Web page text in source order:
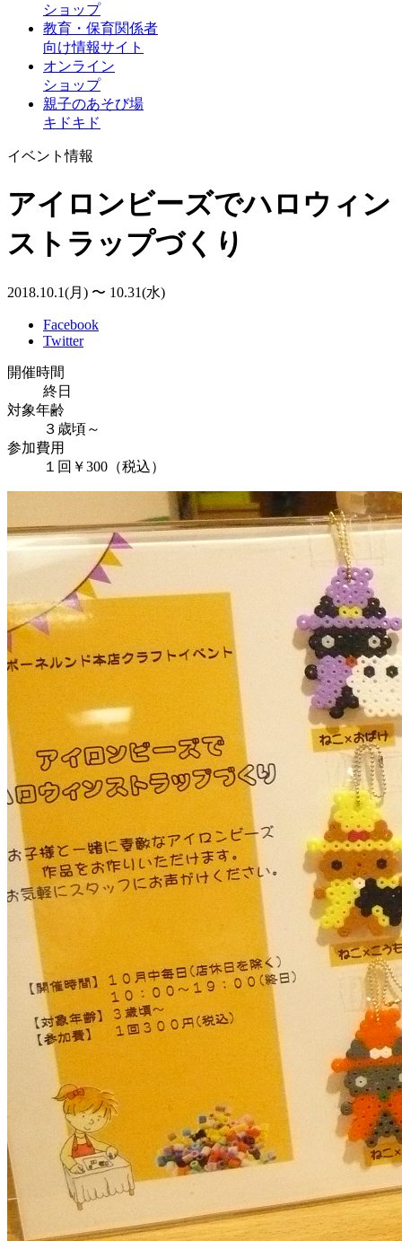
ショップ
教育・保育関係者
向け情報サイト
オンライン
ショップ
親子のあそび場
キドキド
イベント情報
アイロンビーズでハロウィン
ストラップづくり
2018.10.1(月) 〜 10.31(水)
Facebook
Twitter
開催時間
終日
対象年齢
３歳頃～
参加費用
１回￥300（税込）